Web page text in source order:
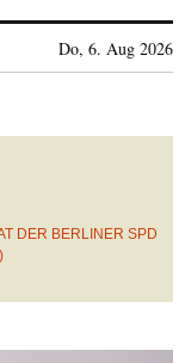
Do, 6. Aug 2026
DER BERLINER SPD